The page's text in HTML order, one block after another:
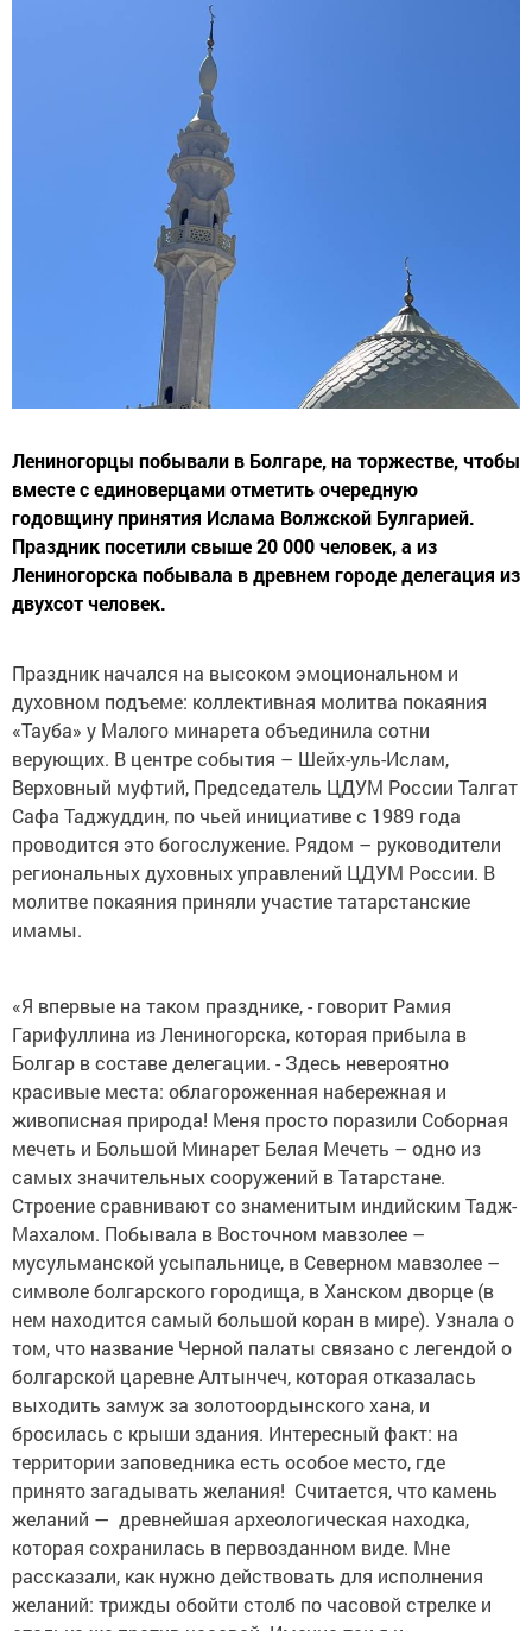
Лениногорцы побывали в Болгаре, на торжестве, чтобы
вместе с единоверцами отметить очередную
годовщину принятия Ислама Волжской Булгарией.
Праздник посетили свыше 20 000 человек, а из
Лениногорска побывала в древнем городе делегация из
двухсот человек.
Праздник начался на высоком эмоциональном и
духовном подъеме: коллективная молитва покаяния
«Тауба» у Малого минарета объединила сотни
верующих. В центре события – Шейх-уль-Ислам,
Верховный муфтий, Председатель ЦДУМ России Талгат
Сафа Таджуддин, по чьей инициативе с 1989 года
проводится это богослужение. Рядом – руководители
региональных духовных управлений ЦДУМ России. В
молитве покаяния приняли участие татарстанские
имамы.
«Я впервые на таком празднике, - говорит Рамия
Гарифуллина из Лениногорска, которая прибыла в
Болгар в составе делегации. - Здесь невероятно
красивые места: облагороженная набережная и
живописная природа! Меня просто поразили Соборная
мечеть и Большой Минарет Белая Мечеть – одно из
самых значительных сооружений в Татарстане.
Строение сравнивают со знаменитым индийским Тадж-
Махалом. Побывала в Восточном мавзолее –
мусульманской усыпальнице, в Северном мавзолее –
символе болгарского городища, в Ханском дворце (в
нем находится самый большой коран в мире). Узнала о
том, что название Черной палаты связано с легендой о
болгарской царевне Алтынчеч, которая отказалась
выходить замуж за золотоордынского хана, и
бросилась с крыши здания. Интересный факт: на
территории заповедника есть особое место, где
принято загадывать желания! Считается, что камень
желаний — древнейшая археологическая находка,
которая сохранилась в первозданном виде. Мне
рассказали, как нужно действовать для исполнения
желаний: трижды обойти столб по часовой стрелке и